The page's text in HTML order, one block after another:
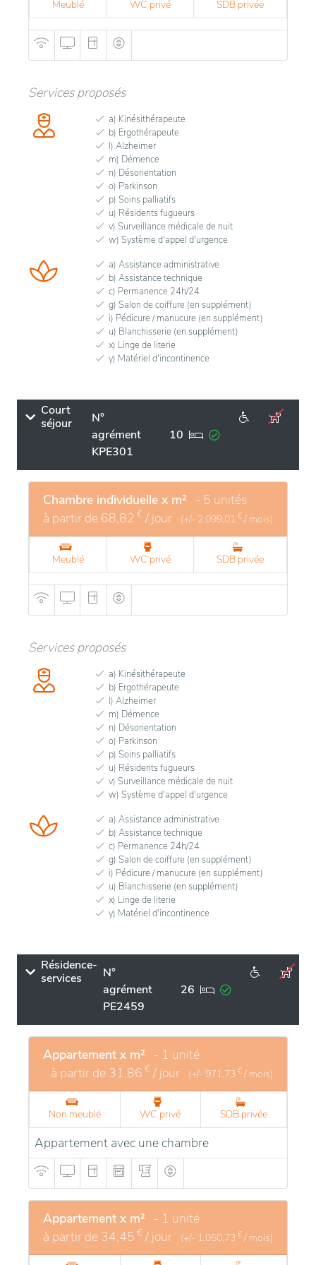
Meublé WC privé SDB privée
Services proposés
a) Kinésithérapeute
b) Ergothérapeute
l) Alzheimer
m) Démence
n) Désorientation
o) Parkinson
p) Soins palliatifs
u) Résidents fugueurs
v) Surveillance médicale de nuit
w) Système d'appel d'urgence
a) Assistance administrative
b) Assistance technique
c) Permanence 24h/24
g) Salon de coiffure (en supplément)
i) Pédicure / manucure (en supplément)
u) Blanchisserie (en supplément)
x) Linge de literie
y) Matériel d'incontinence
Court
séjour
N°
agrément
KPE301
10
Chambre individuelle x m² - 5 unités
à partir de 68,82 € / jour (+/- 2.099,01 € / mois)
Meublé WC privé SDB privée
Services proposés
a) Kinésithérapeute
b) Ergothérapeute
l) Alzheimer
m) Démence
n) Désorientation
o) Parkinson
p) Soins palliatifs
u) Résidents fugueurs
v) Surveillance médicale de nuit
w) Système d'appel d'urgence
a) Assistance administrative
b) Assistance technique
c) Permanence 24h/24
g) Salon de coiffure (en supplément)
i) Pédicure / manucure (en supplément)
u) Blanchisserie (en supplément)
x) Linge de literie
y) Matériel d'incontinence
Résidence-
services
N°
agrément
PE2459
26
Appartement x m² - 1 unité
à partir de 31,86 € / jour (+/- 971,73 € / mois)
Non meublé WC privé SDB privée
Appartement avec une chambre
Appartement x m² - 1 unité
à partir de 34,45 € / jour (+/- 1.050,73 € / mois)